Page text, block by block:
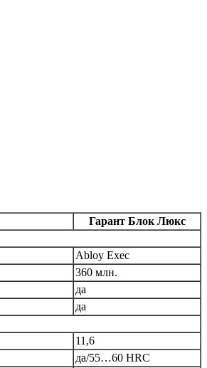
Гарант Блок Люкс
Abloy Exec
360 млн.
да
да
11,6
да/55…60 HRC